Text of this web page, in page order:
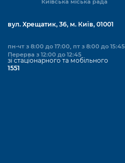
Київська міська рада
вул. Хрещатик, 36, м. Київ, 01001
пн-чт з 8:00 до 17:00, пт з 8:00 до 15:45
Перерва з 12:00 до 12:45
зі стаціонарного та мобільного
1551